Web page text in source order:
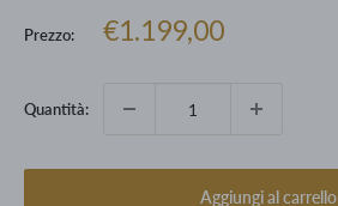
Prezzo:
Prezzo
€1.199,00
Quantità:
Aggiungi al carrello